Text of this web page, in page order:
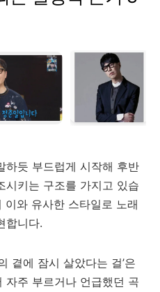
하듯 부드럽게 시작해 후반
시키는 구조를 가지고 있습
이와 유사한 스타일로 노래
합니다.
곁에 잠시 살았다는 걸’은
자주 부르거나 언급했던 곡